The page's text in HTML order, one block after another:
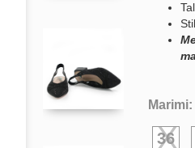
Marimi:
36